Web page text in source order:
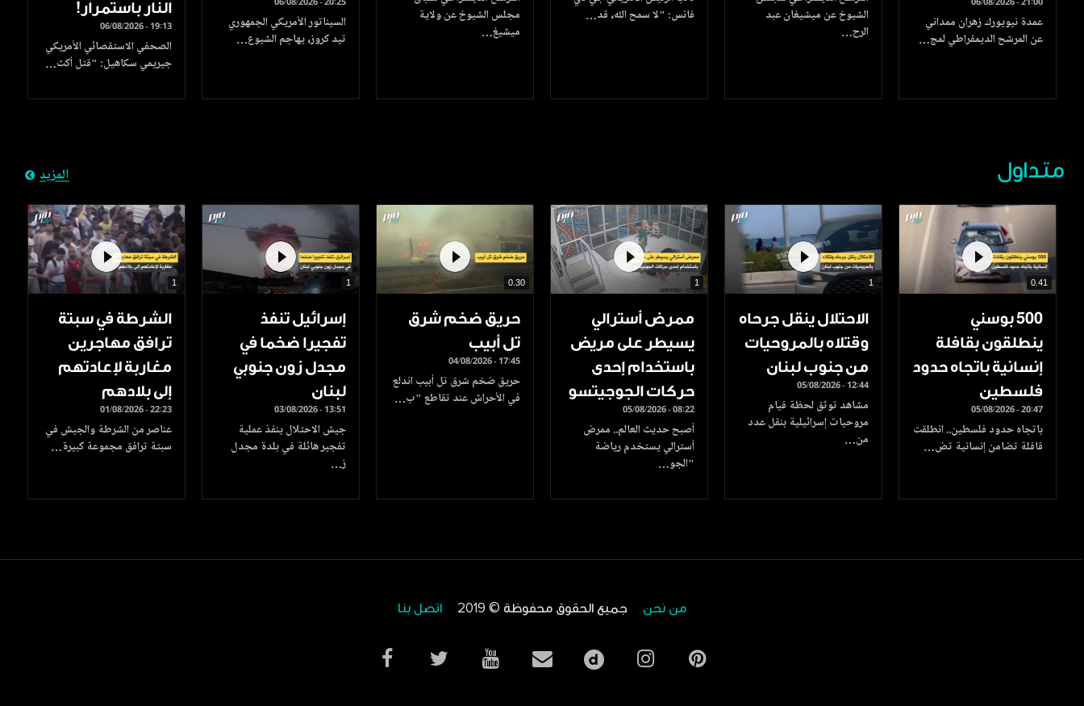
عمدة نيويورك زهران ممداني
عن المرشح الديمقراطي لمج…
الشيوخ عن ميشيغان عبد
الرح…
فانس: "لا سمح الله، قد…
مجلس الشيوخ عن ولاية
ميشيغ…
السيناتور الأمريكي الجمهوري
تيد كروز، يهاجم الشيوع…
النار باستمرار!
06/08/2026 - 19:13
الصحفي الاستقصائي الأمريكي
جيريمي سكاهيل: "قتل أكث…
متداول المزيد
0.41
500 بوسني
ينطلقون بقافلة
إنسانية باتجاه حدود
فلسطين
05/08/2026 - 20:47
باتجاه حدود فلسطين.. انطلقت
قافلة تضامن إنسانية تض…
1
الاحتلال ينقل جرحاه
وقتلاه بالمروحيات
من جنوب لبنان
05/08/2026 - 12:44
مشاهد توثق لحظة قيام
مروحيات إسرائيلية بنقل عدد
من…
1
ممرض أسترالي
يسيطر على مريض
باستخدام إحدى
حركات الجوجيتسو
05/08/2026 - 08:22
أصبح حديث العالم.. ممرض
أسترالي يستخدم رياضة
"الجو…
0.30
حريق ضخم شرق
تل أبيب
04/08/2026 - 17:45
حريق ضخم شرق تل أبيب اندلع
في الأحراش عند تقاطع "ب…
1
إسرائيل تنفذ
تفجيرا ضخما في
مجدل زون جنوبي
لبنان
03/08/2026 - 13:51
جيش الاحتلال ينفذ عملية
تفجير هائلة في بلدة مجدل
ز…
1
الشرطة في سبتة
ترافق مهاجرين
مغاربة لإعادتهم
إلى بلادهم
01/08/2026 - 22:23
عناصر من الشرطة والجيش في
سبتة ترافق مجموعة كبيرة…
من نحن جميع الحقوق محفوظة © 2019 اتصل بنا